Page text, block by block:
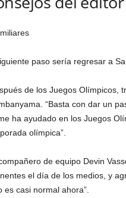
paso sería regresar a
de los Juegos Olímpicos,
“Basta con dar un
ha ayudado en los Juegos
olímpica”.
de equipo Devin
el día de los medios, y
es casi normal ahora”.